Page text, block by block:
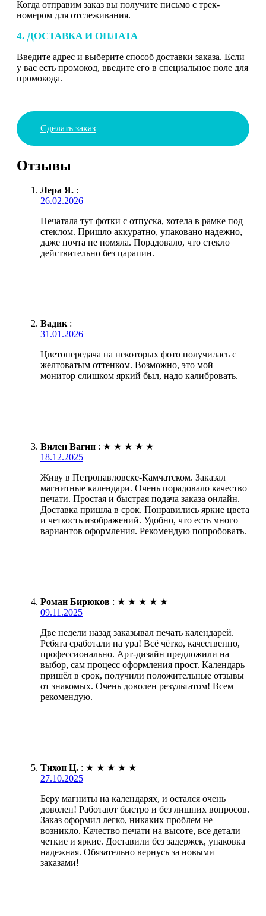
Когда отправим заказ вы получите письмо с трек-
номером для отслеживания.
4. ДОСТАВКА И ОПЛАТА
Введите адрес и выберите способ доставки заказа. Если
у вас есть промокод, введите его в специальное поле для
промокода.
Сделать заказ
Отзывы
Лера Я. :
26.02.2026
Печатала тут фотки с отпуска, хотела в рамке под
стеклом. Пришло аккуратно, упаковано надежно,
даже почта не помяла. Порадовало, что стекло
действительно без царапин.
Вадик :
31.01.2026
Цветопередача на некоторых фото получилась с
желтоватым оттенком. Возможно, это мой
монитор слишком яркий был, надо калибровать.
Вилен Вагин : ★ ★ ★ ★ ★
18.12.2025
Живу в Петропавловске-Камчатском. Заказал
магнитные календари. Очень порадовало качество
печати. Простая и быстрая подача заказа онлайн.
Доставка пришла в срок. Понравились яркие цвета
и четкость изображений. Удобно, что есть много
вариантов оформления. Рекомендую попробовать.
Роман Бирюков : ★ ★ ★ ★ ★
09.11.2025
Две недели назад заказывал печать календарей.
Ребята сработали на ура! Всё чётко, качественно,
профессионально. Арт-дизайн предложили на
выбор, сам процесс оформления прост. Календарь
пришёл в срок, получили положительные отзывы
от знакомых. Очень доволен результатом! Всем
рекомендую.
Тихон Ц. : ★ ★ ★ ★ ★
27.10.2025
Беру магниты на календарях, и остался очень
доволен! Работают быстро и без лишних вопросов.
Заказ оформил легко, никаких проблем не
возникло. Качество печати на высоте, все детали
четкие и яркие. Доставили без задержек, упаковка
надежная. Обязательно вернусь за новыми
заказами!